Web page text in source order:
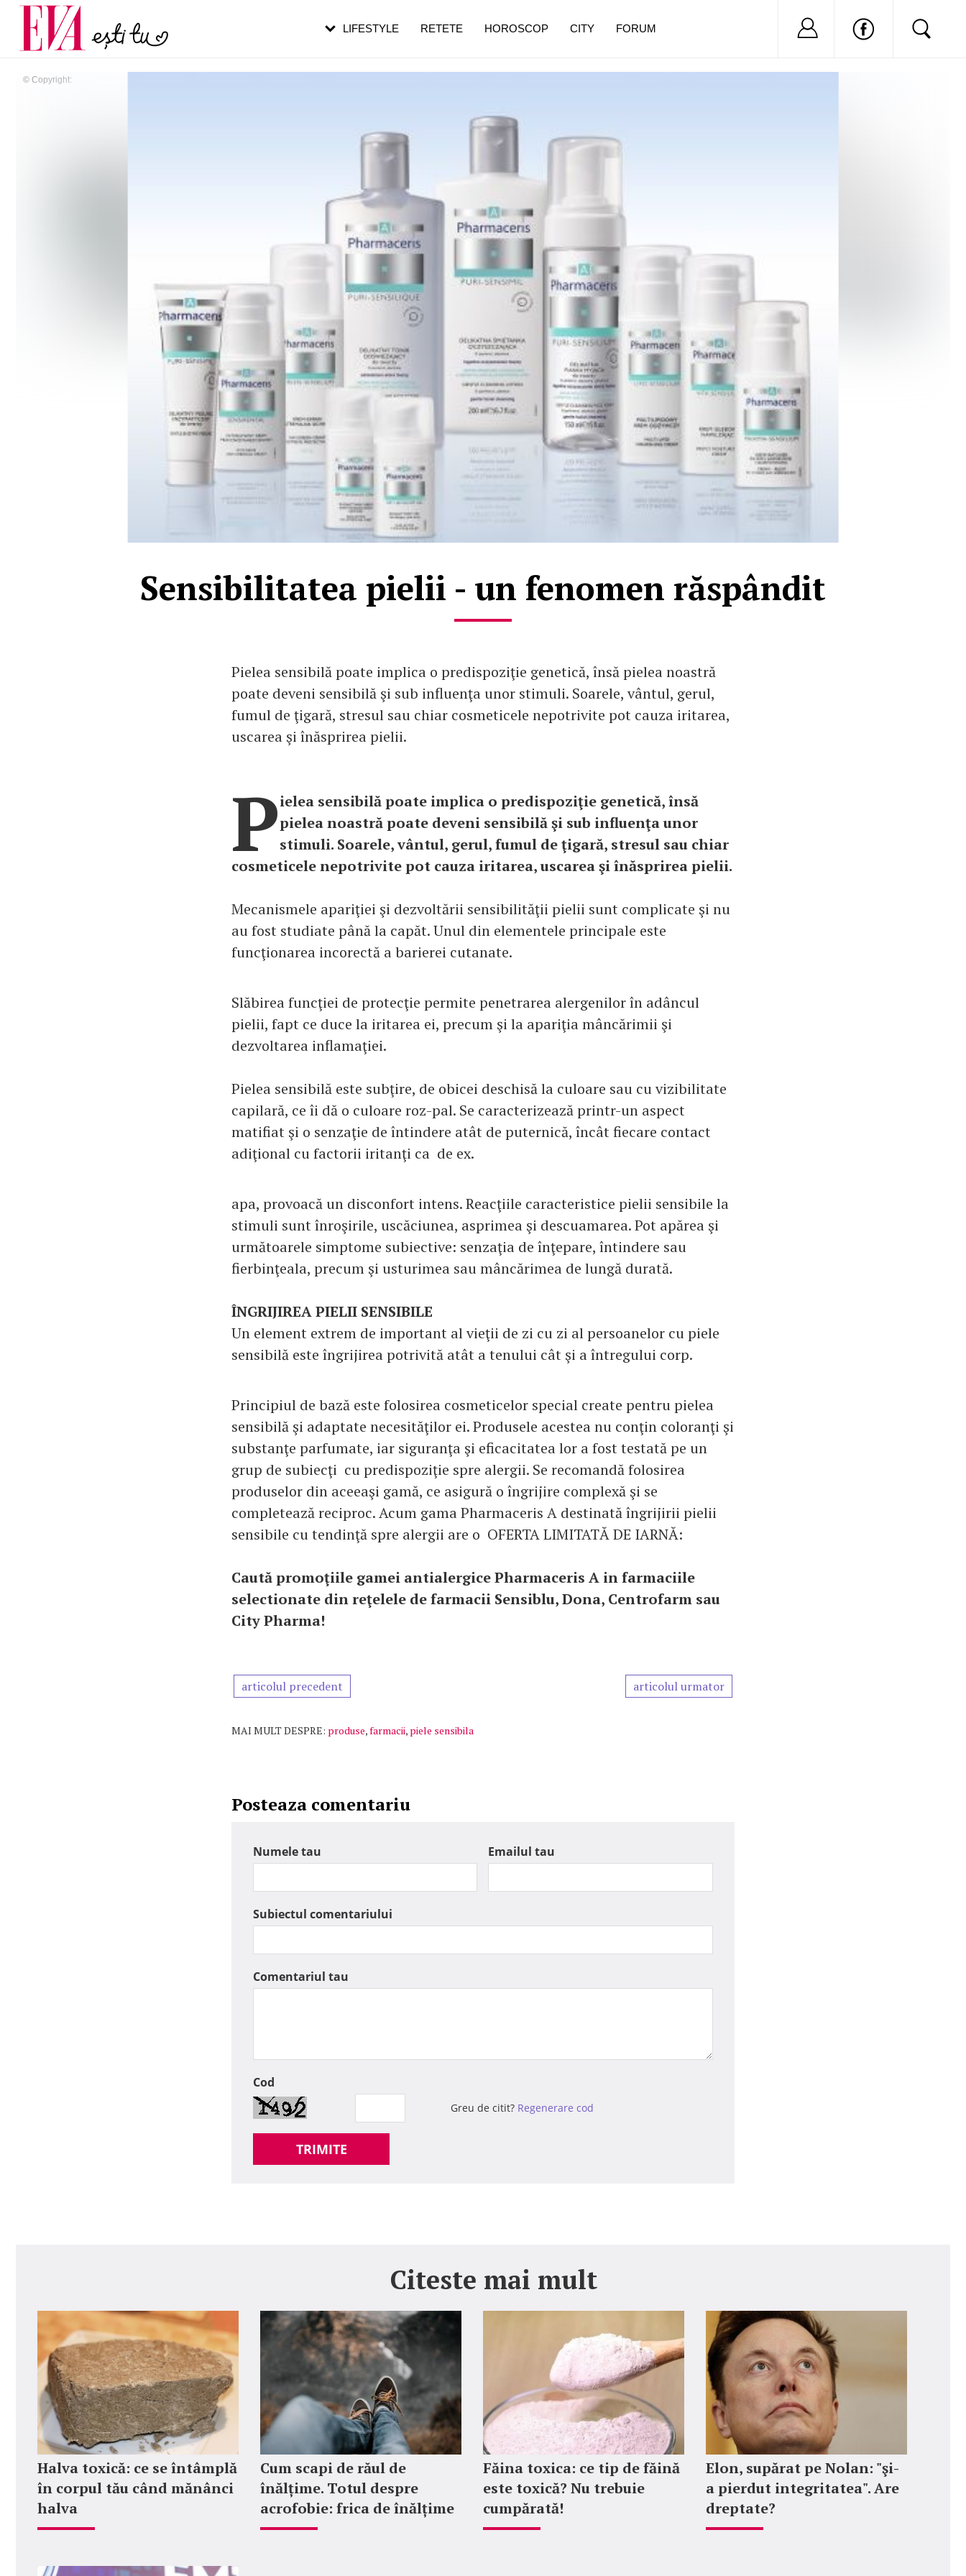
© Copyright:
Sensibilitatea pielii - un fenomen răspândit
Pielea sensibilă poate implica o predispoziţie genetică, însă pielea noastră
poate deveni sensibilă şi sub influenţa unor stimuli. Soarele, vântul, gerul,
fumul de ţigară, stresul sau chiar cosmeticele nepotrivite pot cauza iritarea,
uscarea şi înăsprirea pielii.
Pielea sensibilă poate implica o predispoziţie genetică, însă
pielea noastră poate deveni sensibilă şi sub influenţa unor
stimuli. Soarele, vântul, gerul, fumul de ţigară, stresul sau chiar
cosmeticele nepotrivite pot cauza iritarea, uscarea şi înăsprirea pielii.
Mecanismele apariţiei şi dezvoltării sensibilităţii pielii sunt complicate şi nu
au fost studiate până la capăt. Unul din elementele principale este
funcţionarea incorectă a barierei cutanate.
Slăbirea funcţiei de protecţie permite penetrarea alergenilor în adâncul
pielii, fapt ce duce la iritarea ei, precum şi la apariţia mâncărimii şi
dezvoltarea inflamaţiei.
Pielea sensibilă este subţire, de obicei deschisă la culoare sau cu vizibilitate
capilară, ce îi dă o culoare roz-pal. Se caracterizează printr-un aspect
matifiat şi o senzaţie de întindere atât de puternică, încât fiecare contact
adiţional cu factorii iritanţi ca de ex.
apa, provoacă un disconfort intens. Reacţiile caracteristice pielii sensibile la
stimuli sunt înroşirile, uscăciunea, asprimea şi descuamarea. Pot apărea şi
următoarele simptome subiective: senzaţia de înţepare, întindere sau
fierbinţeala, precum şi usturimea sau mâncărimea de lungă durată.
ÎNGRIJIREA PIELII SENSIBILE
Un element extrem de important al vieţii de zi cu zi al persoanelor cu piele
sensibilă este îngrijirea potrivită atât a tenului cât şi a întregului corp.
Principiul de bază este folosirea cosmeticelor special create pentru pielea
sensibilă şi adaptate necesităţilor ei. Produsele acestea nu conţin coloranţi şi
substanţe parfumate, iar siguranţa şi eficacitatea lor a fost testată pe un
grup de subiecţi cu predispoziţie spre alergii. Se recomandă folosirea
produselor din aceeaşi gamă, ce asigură o îngrijire complexă şi se
completează reciproc. Acum gama Pharmaceris A destinată îngrijirii pielii
sensibile cu tendinţă spre alergii are o OFERTA LIMITATĂ DE IARNĂ:
Caută promoţiile gamei antialergice Pharmaceris A in farmaciile
selectionate din reţelele de farmacii Sensiblu, Dona, Centrofarm sau
City Pharma!
articolul precedent articolul urmator
MAI MULT DESPRE: produse,farmacii, piele sensibila
Posteaza comentariu
Numele tau Emailul tau
Subiectul comentariului
Comentariul tau
Cod
Greu de citit? Regenerare cod
TRIMITE
Citeste mai mult
Halva toxică: ce se întâmplă
în corpul tău când mănânci
halva
Cum scapi de răul de
înălțime. Totul despre
acrofobie: frica de înălțime
Făina toxica: ce tip de făină
este toxică? Nu trebuie
cumpărată!
Elon, supărat pe Nolan: "şi-
a pierdut integritatea". Are
dreptate?
LIFESTYLE RETETE HOROSCOP CITY FORUM Nu ai cont?
Carieră
Actualitate
pe măsură ce înaintezi în vârstă